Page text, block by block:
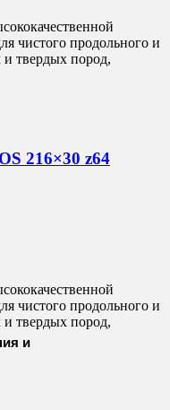
чистого продольного и
и твердых пород,
216×30 z64
чистого продольного и
и твердых пород,
и